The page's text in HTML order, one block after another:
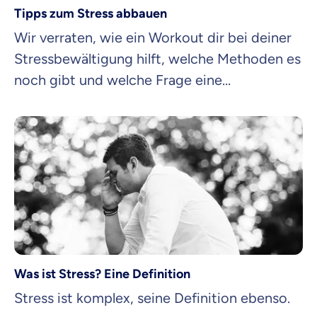
Tipps zum Stress abbauen
Wir verraten, wie ein Workout dir bei deiner
Stressbewältigung hilft, welche Methoden es
noch gibt und welche Frage eine
Was ist Stress? Eine Definition
Stress ist komplex, seine Definition ebenso.